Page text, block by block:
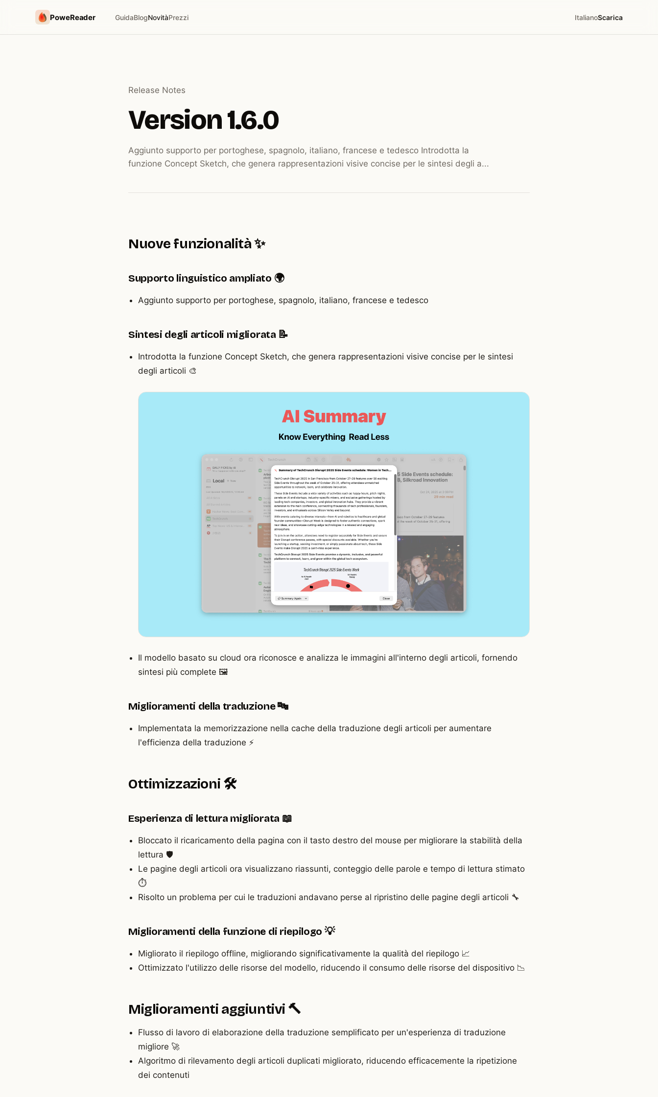
PoweReader GuidaBlogNovitàPrezzi ItalianoScarica
Release Notes
Version 1.6.0
Aggiunto supporto per portoghese, spagnolo, italiano, francese e tedesco Introdotta la
funzione Concept Sketch, che genera rappresentazioni visive concise per le sintesi degli a...
Nuove funzionalità ✨
Supporto linguistico ampliato 🌍
Aggiunto supporto per portoghese, spagnolo, italiano, francese e tedesco
Sintesi degli articoli migliorata 📝
Introdotta la funzione Concept Sketch, che genera rappresentazioni visive concise per le sintesi
degli articoli 🎨
Il modello basato su cloud ora riconosce e analizza le immagini all'interno degli articoli, fornendo
sintesi più complete 🖼️
Miglioramenti della traduzione 🔤
Implementata la memorizzazione nella cache della traduzione degli articoli per aumentare
l'efficienza della traduzione ⚡
Ottimizzazioni 🛠️
Esperienza di lettura migliorata 📖
Bloccato il ricaricamento della pagina con il tasto destro del mouse per migliorare la stabilità della
lettura 🛡️
Le pagine degli articoli ora visualizzano riassunti, conteggio delle parole e tempo di lettura stimato
⏱️
Risolto un problema per cui le traduzioni andavano perse al ripristino delle pagine degli articoli 🔧
Miglioramenti della funzione di riepilogo 💡
Migliorato il riepilogo offline, migliorando significativamente la qualità del riepilogo 📈
Ottimizzato l'utilizzo delle risorse del modello, riducendo il consumo delle risorse del dispositivo 📉
Miglioramenti aggiuntivi 🔨
Flusso di lavoro di elaborazione della traduzione semplificato per un'esperienza di traduzione
migliore 🚀
Algoritmo di rilevamento degli articoli duplicati migliorato, riducendo efficacemente la ripetizione
dei contenuti